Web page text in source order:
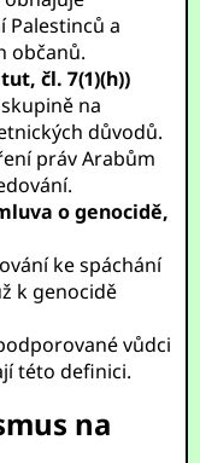
Palestinců a
občanů.
čl. 7(1)(h))
na
důvodů.
práv Arabům
o genocidě,
ke spáchání
k genocidě
vůdci
této definici.
na